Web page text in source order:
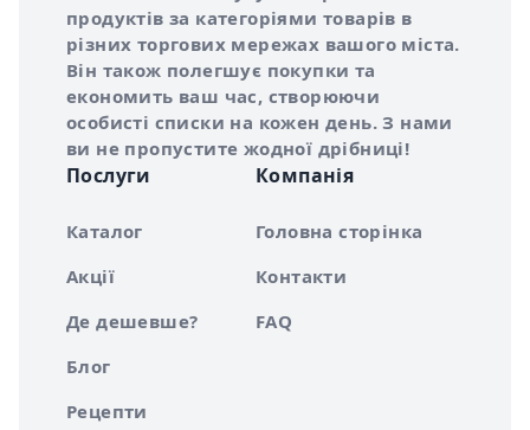
продуктів за категоріями товарів в
різних торгових мережах вашого міста.
Він також полегшує покупки та
економить ваш час, створюючи
особисті списки на кожен день. З нами
ви не пропустите жодної дрібниці!
Послуги
Каталог
Акції
Де дешевше?
Блог
Рецепти
Компанія
Головна сторінка
Контакти
FAQ